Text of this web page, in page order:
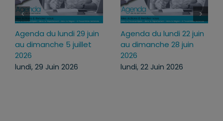
Agenda du lundi 22 juin
au dimanche 28 juin
2026
lundi, 22 Juin 2026
Agenda du lundi 13
juillet au dimanche 19
juillet 2026
lundi, 13 Juil 2026